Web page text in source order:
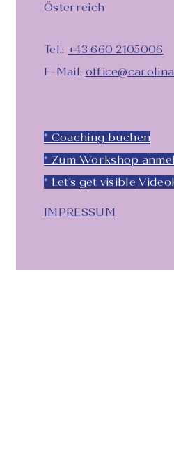
Österreich
Tel.: +43 660 2105006
E-Mail:
* Coaching buchen
* Zum Workshop
* Let's get visible
IMPRESSUM